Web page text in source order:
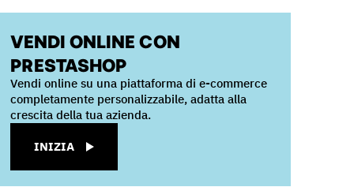
VENDI ONLINE CON
PRESTASHOP
Vendi online su una piattaforma di e-commerce
completamente personalizzabile, adatta alla
crescita della tua azienda.
INIZIA